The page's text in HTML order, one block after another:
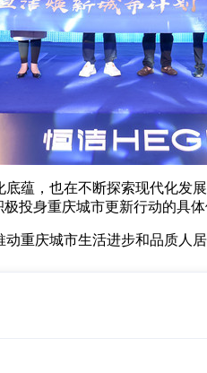
，也在不断探索现代化发展
投身重庆城市更新行动的具
庆城市生活进步和品质人